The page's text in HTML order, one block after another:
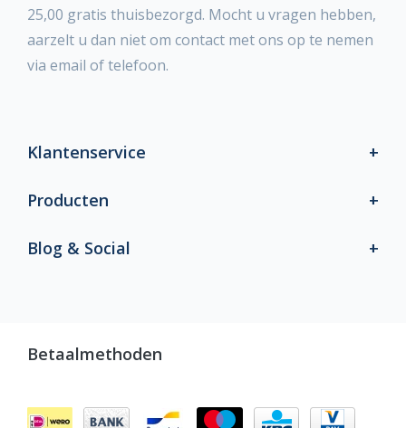
25,00 gratis thuisbezorgd. Mocht u vragen hebben,
aarzelt u dan niet om contact met ons op te nemen
via email of telefoon.
Klantenservice
Producten
Blog & Social
Betaalmethoden